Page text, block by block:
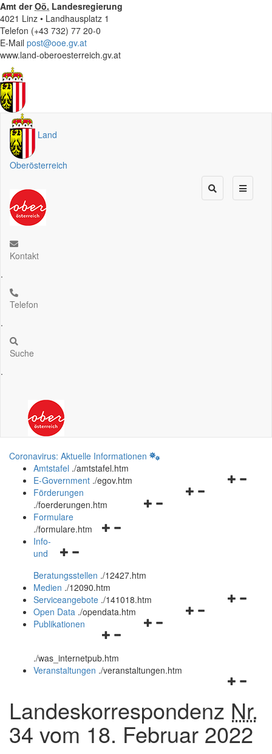
Amt derOö. Landesregierung
4021 Linz • Landhausplatz 1
Telefon (+43 732) 77 20-0
E-Mail post@ooe.gv.at
www.land-oberoesterreich.gv.at
Land
Oberösterreich
Kontakt
.
Telefon
.
Suche
.
Coronavirus: Aktuelle Informationen
Amtstafel ./amtstafel.htm
Navigationsmenü
E-Government ./egov.htm
Navigationsmenü
Förderungen
./foerderungen.htm
Navigationsmenü
Formulare
./formulare.htm
Navigationsmenü
und
schließen
Info-
und
Beratungsstellen ./12427.htm
Medien ./12090.htm
Navigationsmenü
Serviceangebote ./141018.htm
Navigationsmenü
Open Data ./opendata.htm
Navigationsmenü
und
schließen
Publikationen
./was_internetpub.htm
und
schließen
Veranstaltungen ./veranstaltungen.htm
Landeskorrespondenz Nr.
34 vom 18. Februar 2022